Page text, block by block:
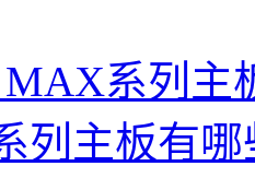
系列主
列主板有